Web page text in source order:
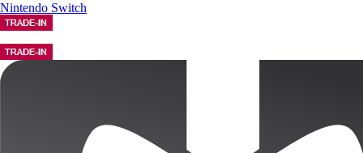
Nintendo Switch